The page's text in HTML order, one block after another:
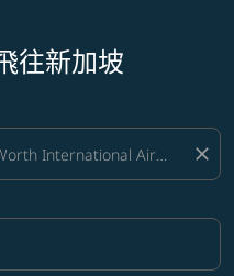
往新加坡
close